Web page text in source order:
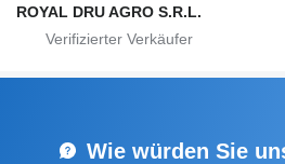
ROYAL DRU AGRO S.R.L.
Wie würden Sie